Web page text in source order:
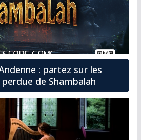
: partez sur les
de Shambalah